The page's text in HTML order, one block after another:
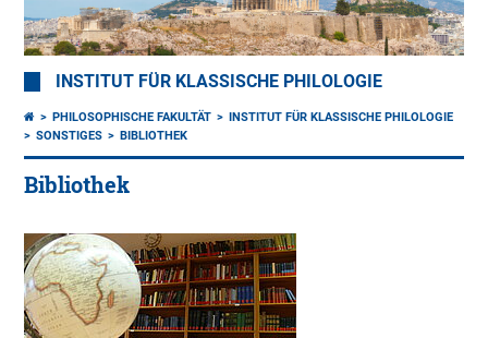
INSTITUT FÜR KLASSISCHE PHILOLOGIE
PHILOSOPHISCHE FAKULTÄT
INSTITUT FÜR KLASSISCHE PHILOLOGIE
SONSTIGES
BIBLIOTHEK
Bibliothek